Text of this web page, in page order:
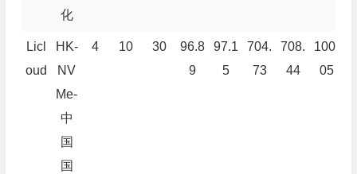
化
Licl
oud
HK-
NV
Me-
中
国
国
4 10 30
96.8
9
97.1
5
704.
73
708.
44
100.
05